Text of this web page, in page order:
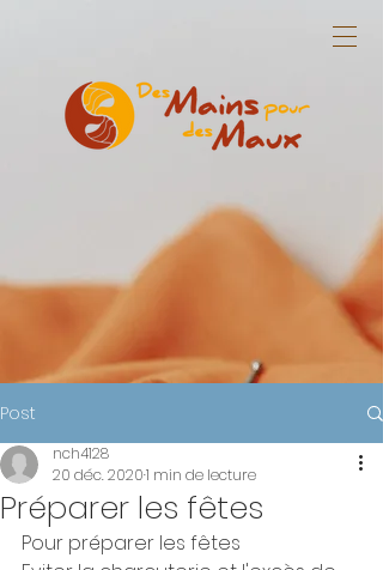
Post
Préparer les fêtes
nch4128
20 déc. 20201 min de lecture
Pour préparer les fêtes